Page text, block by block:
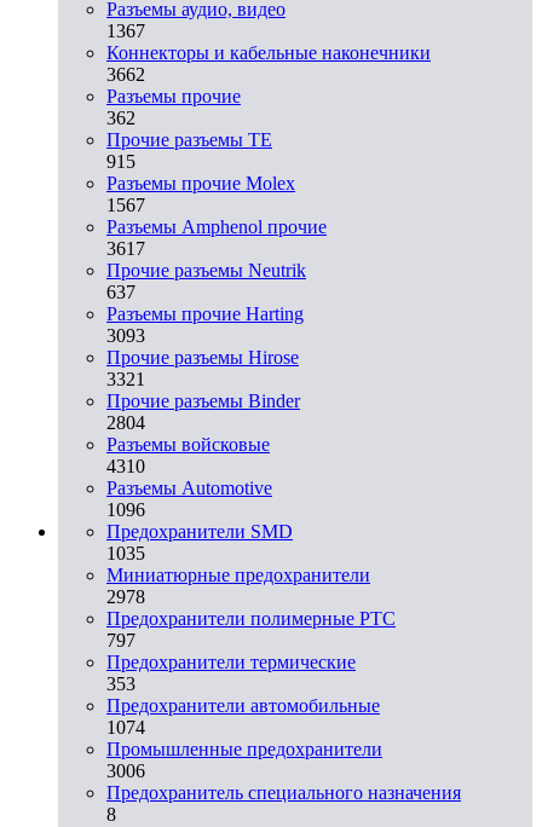
Разъeмы аудио, видео
1367
Коннекторы и кабельные наконечники
3662
Разъeмы прочие
362
Прочие разъемы TE
915
Разъемы прочие Molex
1567
Разъемы Amphenol прочие
3617
Прочие разъемы Neutrik
637
Разъемы прочие Harting
3093
Прочие разъемы Hirose
3321
Прочие разъемы Binder
2804
Разъемы войсковые
4310
Разъeмы Automotive
1096
Предохранители SMD
1035
Миниатюрные предохранители
2978
Предохранители полимерные PTC
797
Предохранители термические
353
Предохранители автомобильные
1074
Промышленные предохранители
3006
Предохранитель специального назначения
8